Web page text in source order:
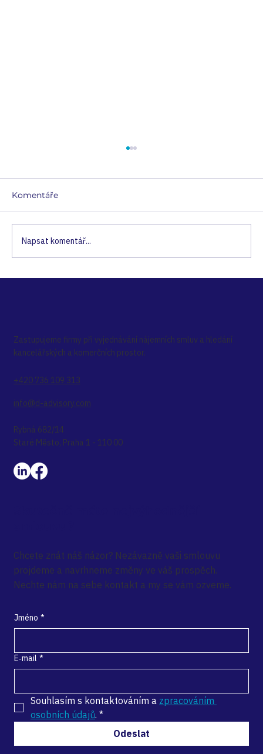
Komentáře
Napsat komentář...
Zastupujeme firmy při vyjednávání nájemních smluv a hledání
kancelářských a komerčních prostor.
+420 736 109 313
info@d-advisory.com
Rybná 682/14
Staré Město, Praha 1 - 110 00
Chcete znát náš názor? Nezávazně vaši smlouvu
projdeme a navrhneme změny ve váš prospěch.
Nechte nám na sebe kontakt a my se vám ozveme.
Jméno *
E‑mail *
Souhlasím s kontaktováním a zpracováním
osobních údajů. *
Odeslat